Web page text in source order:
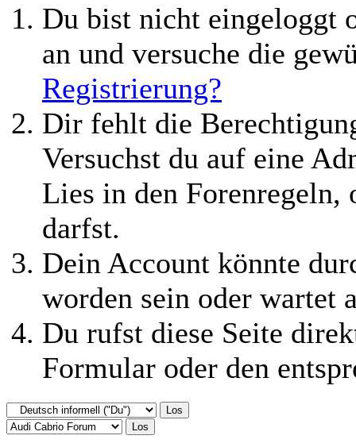
Du bist nicht eingeloggt
an und versuche die
Registrierung?
Dir fehlt die
Versuchst du auf eine
Lies in den Forenregeln,
darfst.
Dein Account könnte
worden sein oder wartet
Du rufst diese Seite
Formular oder den